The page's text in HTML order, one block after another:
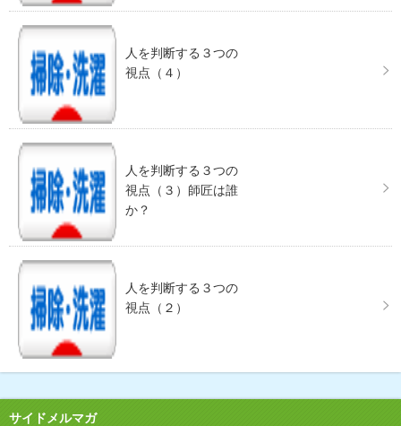
人を判断する３つの
視点（４）
人を判断する３つの
視点（３）師匠は誰
か？
人を判断する３つの
視点（２）
サイドメルマガ